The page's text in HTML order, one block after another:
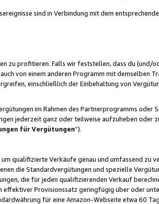
sind in Verbindung mit dem
zu profitieren. Falls wir feststellen, dass du (und/
von einem anderen Programm mit demselben
einschließlich der Einbehaltung von
im Rahmen des Partnerprogramms oder
jederzeit ganz oder teilweise aufzuheben oder
für Vergütungen“).
qualifizierte Verkäufe genau und umfassend zu
die Standardvergütungen und spezielle
die für jeden qualifizierenden Verkauf
effektiver Provisionssatz geringfügig über oder
für eine Amazon-Webseite etwa 60